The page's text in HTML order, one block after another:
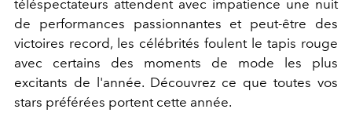
téléspectateurs attendent avec impatience une nuit
de performances passionnantes et peut-être des
victoires record, les célébrités foulent le tapis rouge
avec certains des moments de mode les plus
excitants de l'année. Découvrez ce que toutes vos
stars préférées portent cette année.